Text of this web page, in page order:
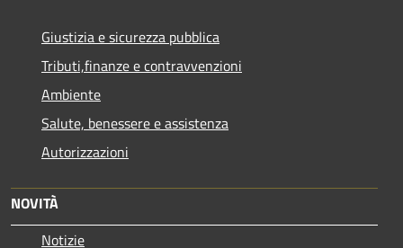
Giustizia e sicurezza pubblica
Tributi,finanze e contravvenzioni
Ambiente
Salute, benessere e assistenza
Autorizzazioni
NOVITÀ
Notizie